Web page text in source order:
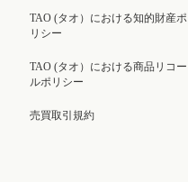
TAO (タオ）における知的財産ポ
リシー
TAO (タオ）における商品リコー
ルポリシー
売買取引規約